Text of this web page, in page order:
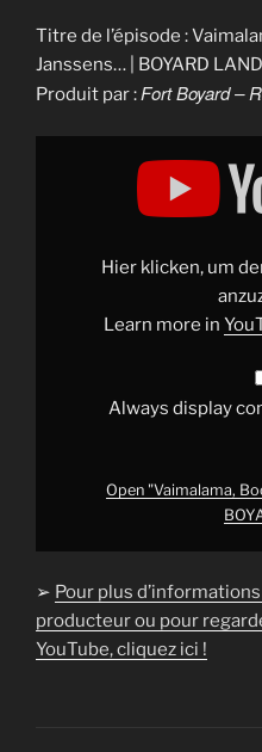
Titre de l’épisode :
Janssens… | BOYARD
Produit par :Fort Boyard –
Display
BOYARDHier klicken, um
Learn more in
Always display
Open "Vaimalama,
➢ Pour plus
producteur ou pour
YouTube, cliquez ici !